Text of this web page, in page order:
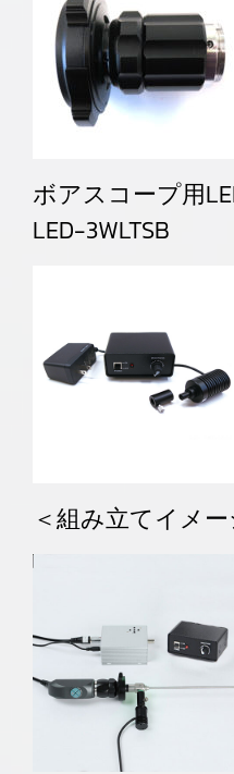
ボアスコープ用
LED-3WLTSB
＜組み立てイメー